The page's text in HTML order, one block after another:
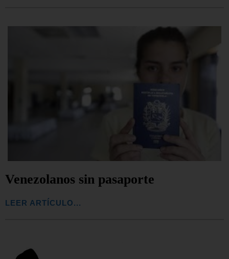
Venezolanos sin pasaporte
LEER ARTÍCULO...